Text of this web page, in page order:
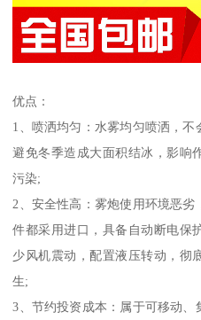
优点：
1、喷洒均匀：水雾均匀喷洒，
避免冬季造成大面积结冰，影响
污染;
2、安全性高：雾炮使用环境恶
件都采用进口，具备自动断电保
少风机震动，配置液压转动，彻
生;
3、节约投资成本：属于可移动